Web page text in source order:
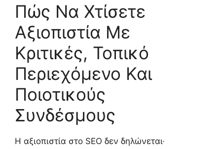
Πώς Να Χτίσετε
Αξιοπιστία Με
Κριτικές, Τοπικό
Περιεχόμενο Και
Ποιοτικούς
Συνδέσμους
Η αξιοπιστία στο SEO δεν δηλώνεται·